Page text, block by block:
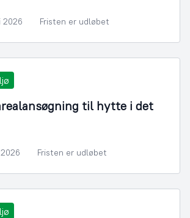
2026 Fristen er udløbet
til hytte i det
Fristen er udløbet